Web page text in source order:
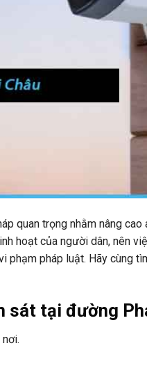
quan trọng nhằm nâng
hoạt của người dân, nên
pháp luật. Hãy cùng
sát tại đường